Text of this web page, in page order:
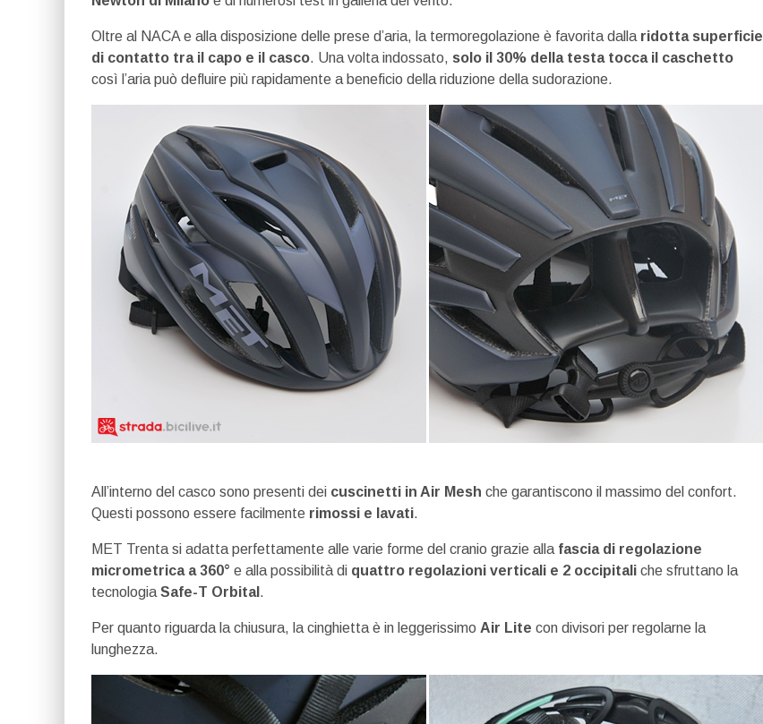
Oltre al NACA e alla disposizione delle prese d’aria, la termoregolazione è favorita dalla ridotta superficie
di contatto tra il capo e il casco. Una volta indossato, solo il 30% della testa tocca il caschetto
così l’aria può defluire più rapidamente a beneficio della riduzione della sudorazione.
All’interno del casco sono presenti dei cuscinetti in Air Mesh che garantiscono il massimo del confort.
Questi possono essere facilmente rimossi e lavati.
MET Trenta si adatta perfettamente alle varie forme del cranio grazie alla fascia di regolazione
micrometrica a 360° e alla possibilità di quattro regolazioni verticali e 2 occipitali che sfruttano la
tecnologia Safe-T Orbital .
Per quanto riguarda la chiusura, la cinghietta è in leggerissimo Air Lite con divisori per regolarne la
lunghezza.